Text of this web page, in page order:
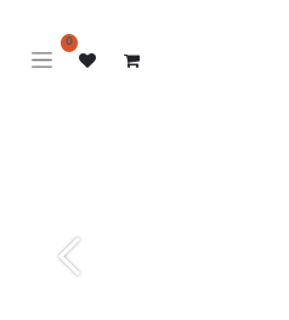
0
Next